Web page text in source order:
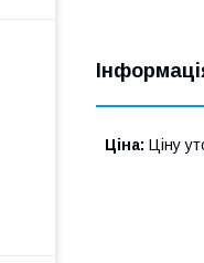
Ціна: Ціну